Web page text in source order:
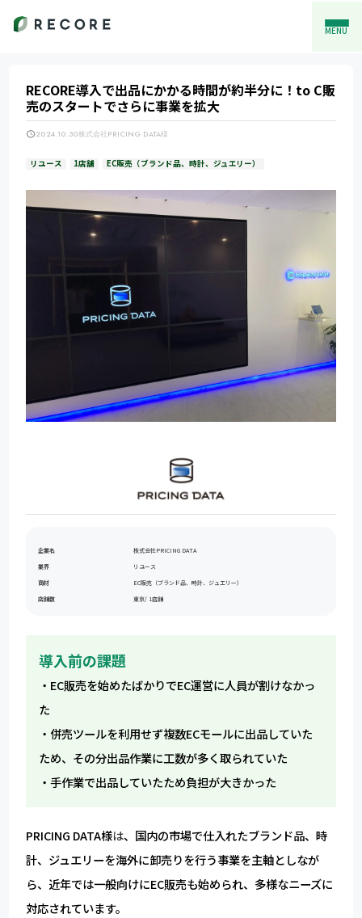
MENU
RECORE導入で出品にかかる時間が約半分に！to C販
売のスタートでさらに事業を拡大
2024.10.30株式会社PRICING DATA様
リユース 1店舗 EC販売（ブランド品、時計、ジュエリー）
企業名
株式会社PRICING DATA
業界
リユース
商材
EC販売（ブランド品、時計、ジュエリー）
店舗数
東京/ 1店舗
導入前の課題
・EC販売を始めたばかりでEC運営に人員が割けなかっ
た
・併売ツールを利用せず複数ECモールに出品していた
ため、その分出品作業に工数が多く取られていた
・手作業で出品していたため負担が大きかった
PRICING DATA様は、国内の市場で仕入れたブランド品、時
計、ジュエリーを海外に卸売りを行う事業を主軸としなが
ら、近年では一般向けにEC販売も始められ、多様なニーズに
対応されています。